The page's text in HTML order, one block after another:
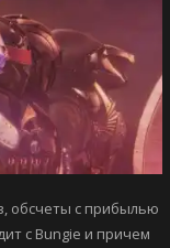
обсчеты с прибылью
с Bungie и причем